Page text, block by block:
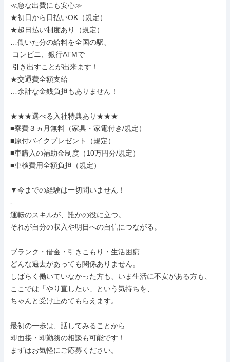
≪急な出費にも安心≫
★初日から日払いOK（規定）
★超日払い制度あり（規定）
…働いた分の給料を全国の駅、
★交通費全額支給
…余計な金銭負担もありません！
★★★選べる入社特典あり★★★
■寮費３ヵ月無料（家具・家電付き/規定）
■原付バイクプレゼント（規定）
■車購入の補助金制度（10万円分/規定）
■車検費用全額負担（規定）
▼今までの経験は一切問いません！
-
運転のスキルが、誰かの役に立つ。
それが自分の収入や明日への自信につながる。
ブランク・借金・引きこもり・生活困窮…
どんな過去があっても関係ありません。
しばらく働いていなかった方も、いま生活に不安がある方も、
ここでは「やり直したい」という気持ちを、
ちゃんと受け止めてもらえます。
最初の一歩は、話してみることから
即面接・即勤務の相談も可能です！
まずはお気軽にご応募ください。